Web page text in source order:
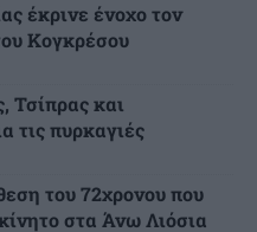
έκρινε ένοχο τον
Κογκρέσου
Τσίπρας και
τις πυρκαγιές
του 72χρονου που
στα Άνω Λιόσια